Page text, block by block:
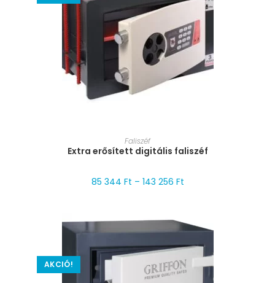
MÉRET VÁLASZTÁSA
Faliszéf
Extra erősített digitális faliszéf
85 344 Ft – 143 256 Ft
AKCIÓ!